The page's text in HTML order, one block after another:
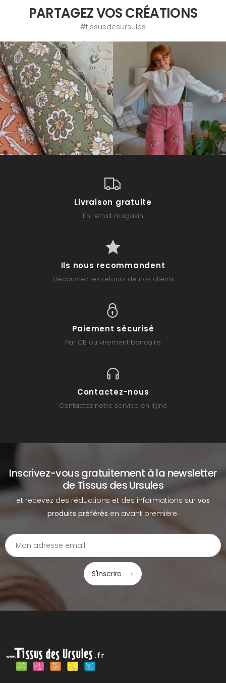
PARTAGEZ VOS CRÉATIONS
#tissusdesursules
Livraison gratuite
En retrait magasin
Ils nous recommandent
Découvrez les retours de nos clients
Paiement sécurisé
Par CB ou virement bancaire
Contactez-nous
Contactez notre service en ligne
Inscrivez-vous gratuitement à la newsletter
de Tissus des Ursules
et recevez des réductions et des informations sur vos
produits préférés en avant première.
S'inscrire